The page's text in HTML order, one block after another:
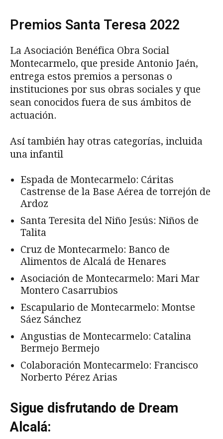
Premios Santa Teresa 2022
La Asociación Benéfica Obra Social
Montecarmelo, que preside Antonio Jaén,
entrega estos premios a personas o
instituciones por sus obras sociales y que
sean conocidos fuera de sus ámbitos de
actuación.
Así también hay otras categorías, incluida
una infantil
Espada de Montecarmelo: Cáritas
Castrense de la Base Aérea de torrejón de
Ardoz
Santa Teresita del Niño Jesús: Niños de
Talita
Cruz de Montecarmelo: Banco de
Alimentos de Alcalá de Henares
Asociación de Montecarmelo: Mari Mar
Montero Casarrubios
Escapulario de Montecarmelo: Montse
Sáez Sánchez
Angustias de Montecarmelo: Catalina
Bermejo Bermejo
Colaboración Montecarmelo: Francisco
Norberto Pérez Arias
Sigue disfrutando de Dream
Alcalá: